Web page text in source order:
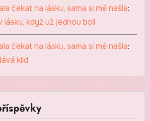
čekat na lásku, sama si mě našla:
když už jednou bolí
čekat na lásku, sama si mě našla:
klid